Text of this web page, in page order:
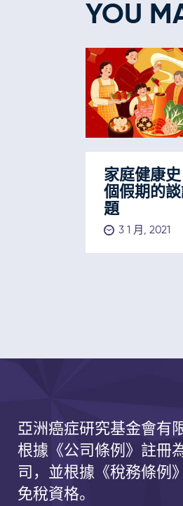
YOU
家庭健康
個假期的
題
3 1 月, 2021
亞洲癌症研究基金會有
根據《公司條例》註冊
司，並根據《稅務條例
免稅資格。